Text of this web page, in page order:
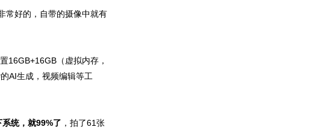
常好的，自带的摄像中就有
16GB+16GB（虚拟内存，
AI生成，视频编辑等工
统，就99%了 ，拍了61张